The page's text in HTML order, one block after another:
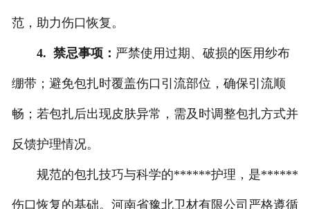
范，助力伤口恢复。
4. 禁忌事项： 严禁使用过期、破损的医用纱布
绷带；避免包扎时覆盖伤口引流部位，确保引流顺
畅；若包扎后出现皮肤异常，需及时调整包扎方式并
反馈护理情况。
规范的包扎技巧与科学的******护理，是******
伤口恢复的基础。河南省豫北卫材有限公司严格遵循